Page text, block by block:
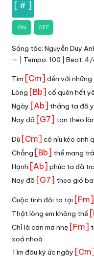
[ # ]
ON OFF
Sáng tác: Nguyễn Duy
— | Tempo: 100 | Beat:
Tìm [Cm] đến với
Lòng [Bb] cố quên hết
Ngày [Ab] tháng ta đã
Nay đã [G7] tan theo
Dù [Cm] có níu kéo anh
Chẳng [Bb] thể mang
Hạnh [Ab] phúc ta đã
Nay đã [G7] theo gió
Cuộc tình đôi ta tại [Fm]
Thật lòng em không thể
Chỉ là cơn mơ nhẹ [Fm]
xoá nhoà
Tìm đâu ký ức ngày [Cm]